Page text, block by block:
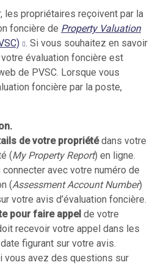
les propriétaires reçoivent par la
foncière de Property Valuation
. Si vous souhaitez en savoir
évaluation foncière est
de PVSC. Lorsque vous
foncière par la poste,
de votre propriétédans votre
(My Property Report) en ligne.
avec votre numéro de
(Assessment Account Number)
votre avis d’évaluation foncière.
pour faire appel de votre
recevoir votre appel dans les
figurant sur votre avis.
vous avez des questions sur